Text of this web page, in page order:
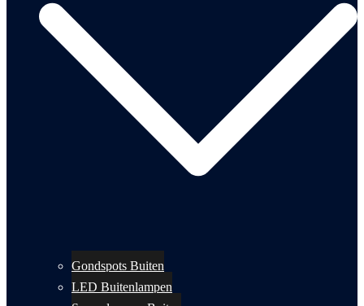
Gondspots Buiten
LED Buitenlampen